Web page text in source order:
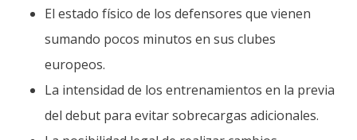
El estado físico de los defensores que vienen
sumando pocos minutos en sus clubes
europeos.
La intensidad de los entrenamientos en la previa
del debut para evitar sobrecargas adicionales.